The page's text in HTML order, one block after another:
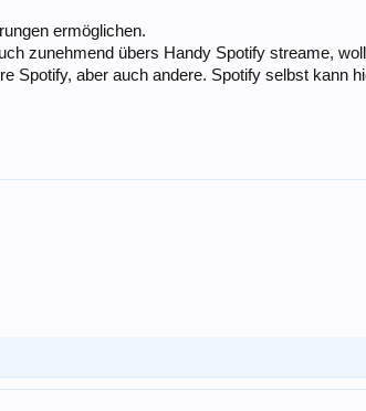
ermöglichen.
zunehmend übers Handy Spotify streame,
Spotify, aber auch andere. Spotify selbst kann